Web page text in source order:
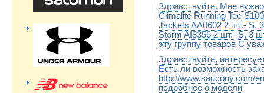
Оранжевый
Здравствуйте. Мне
Climalite Running Tee
Jackets AA0602 2 шт.- S,
Storm AI8356 2 шт.- S, 3
эту группу товаров С
Нет. У нас закончились
Здравствуйте,
Есть ли возможность
http://www.saucony.com/
подробнее о модели